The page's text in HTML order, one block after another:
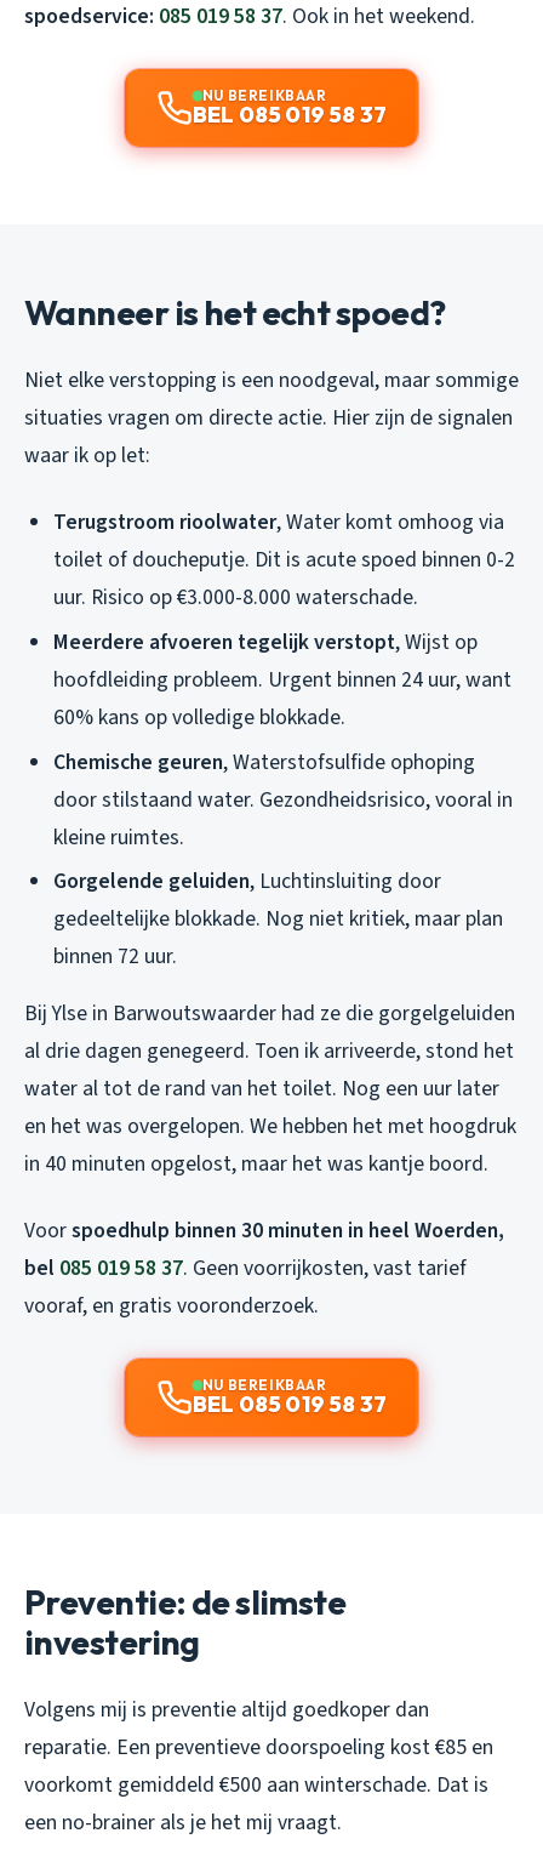
spoedservice: 085 019 58 37. Ook in het weekend.
NU BEREIKBAAR
BEL 085 019 58 37
Wanneer is het echt spoed?
Niet elke verstopping is een noodgeval, maar sommige
situaties vragen om directe actie. Hier zijn de signalen
waar ik op let:
Terugstroom rioolwater, Water komt omhoog via
toilet of doucheputje. Dit is acute spoed binnen 0-2
uur. Risico op €3.000-8.000 waterschade.
Meerdere afvoeren tegelijk verstopt, Wijst op
hoofdleiding probleem. Urgent binnen 24 uur, want
60% kans op volledige blokkade.
Chemische geuren, Waterstofsulfide ophoping
door stilstaand water. Gezondheidsrisico, vooral in
kleine ruimtes.
Gorgelende geluiden, Luchtinsluiting door
gedeeltelijke blokkade. Nog niet kritiek, maar plan
binnen 72 uur.
Bij Ylse in Barwoutswaarder had ze die gorgelgeluiden
al drie dagen genegeerd. Toen ik arriveerde, stond het
water al tot de rand van het toilet. Nog een uur later
en het was overgelopen. We hebben het met hoogdruk
in 40 minuten opgelost, maar het was kantje boord.
Voorspoedhulp binnen 30 minuten in heel Woerden,
bel 085 019 58 37. Geen voorrijkosten, vast tarief
vooraf, en gratis vooronderzoek.
NU BEREIKBAAR
BEL 085 019 58 37
Preventie: de slimste
investering
Volgens mij is preventie altijd goedkoper dan
reparatie. Een preventieve doorspoeling kost €85 en
voorkomt gemiddeld €500 aan winterschade. Dat is
een no-brainer als je het mij vraagt.